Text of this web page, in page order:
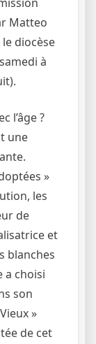
Matteo
diocèse
à
l’âge ?
une
»
les
de
et
blanches
a choisi
son
»
de cet